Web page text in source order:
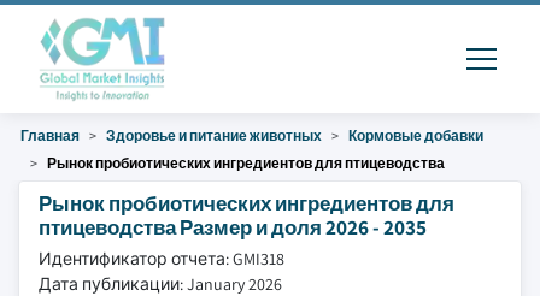
Главная Здоровье и питание животных
Кормовые добавки
Рынок пробиотических ингредиентов для птицеводства
Рынок пробиотических ингредиентов для
птицеводства Размер и доля 2026 - 2035
Идентификатор отчета: GMI318
Дата публикации: January 2026